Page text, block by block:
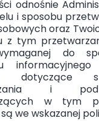
odnośnie
i sposobu
oraz
z tym
do
informacyjnego
dotyczące
i
w tym
we wskazanej